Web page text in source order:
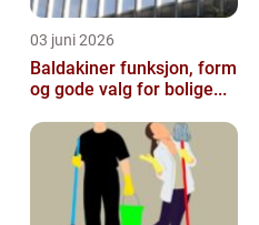
03 juni 2026
Baldakiner funksjon, form
og gode valg for bolige...